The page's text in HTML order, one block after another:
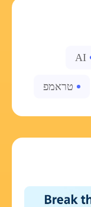
AI
טראמפ